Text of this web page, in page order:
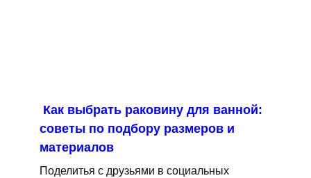
Как выбрать раковину для ванной:
советы по подбору размеров и
материалов
Поделитья с друзьями в социальных